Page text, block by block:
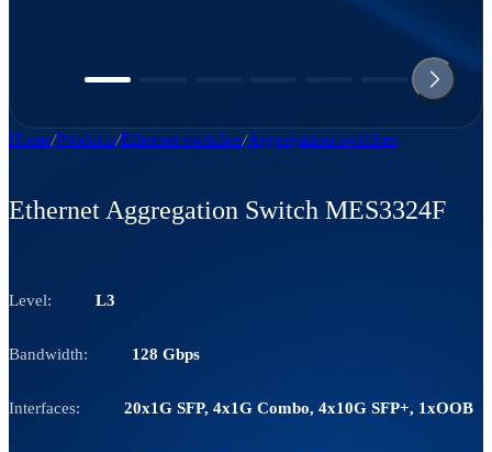
Home Products Ethernet switches Aggregation switches
Ethernet Aggregation Switch MES3324F
Level: L3
Bandwidth: 128 Gbps
Interfaces: 20x1G SFP, 4x1G Combo, 4x10G SFP+, 1xOOB